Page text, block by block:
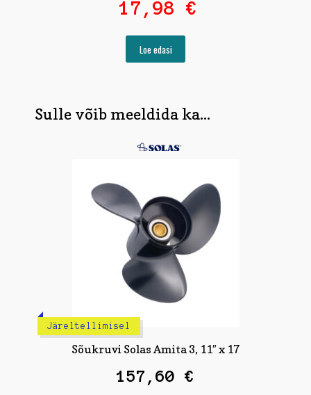
17,98€
Loe edasi
Sulle võib meeldida ka...
Järeltellimisel
Sõukruvi Solas Amita 3, 11″ x 17
157,60 €